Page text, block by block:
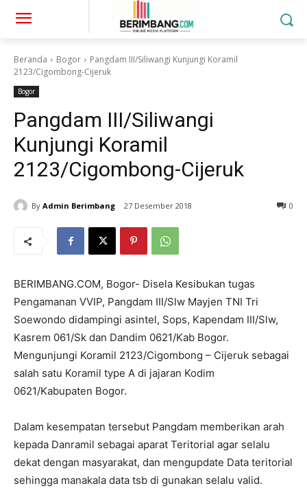
Beranda Bogor
Pangdam III/Siliwangi Kunjungi Koramil
2123/Cigombong-Cijeruk
Bogor
Pangdam III/Siliwangi
Kunjungi Koramil
2123/Cigombong-Cijeruk
By Admin Berimbang 27 Desember 2018 0
BERIMBANG.COM, Bogor- Disela Kesibukan tugas
Pengamanan VVIP, Pangdam III/Slw Mayjen TNI Tri
Soewondo didampingi asintel, Sops, Kapendam III/Slw,
Kasrem 061/Sk dan Dandim 0621/Kab Bogor.
Mengunjungi Koramil 2123/Cigombong – Cijeruk sebagai
salah satu Koramil type A di jajaran Kodim
0621/Kabupaten Bogor.
Dalam kesempatan tersebut Pangdam memberikan arah
kepada Danramil sebagai aparat Teritorial agar selalu
dekat dengan masyarakat, dan mengupdate Data teritorial
sehingga manakala data tsb di gunakan selalu valid.